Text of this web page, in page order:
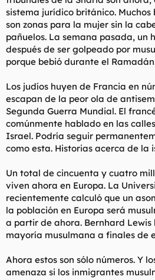
sistema jurídico británico. Muchos
son zonas para la mujer sin la
pañuelos. La semana pasada, un
después de ser golpeado por
porque bebió durante el
Los judíos huyen de Francia en
escapan de la peor ola de
Segunda Guerra Mundial. El
comúnmente hablado en las
Israel. Podría seguir
como esta. Historias acerca de la
Un total de cincuenta y cuatro
viven ahora en Europa. La
recientemente calculó que un
la población en Europa será
a partir de ahora. Bernhard Lewis
mayoría musulmana a finales de
Ahora estos son sólo números. Y
amenaza si los inmigrantes